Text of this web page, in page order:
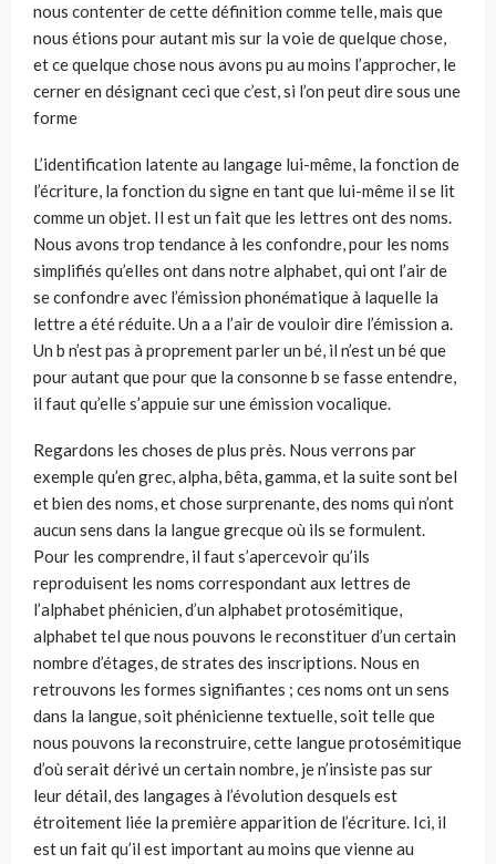
nous contenter de cette définition comme telle, mais que
nous étions pour autant mis sur la voie de quelque chose,
et ce quelque chose nous avons pu au moins l’approcher, le
cerner en désignant ceci que c’est, si l’on peut dire sous une
forme
L’identification latente au langage lui-même, la fonction de
l’écriture, la fonction du signe en tant que lui-même il se lit
comme un objet. Il est un fait que les lettres ont des noms.
Nous avons trop tendance à les confondre, pour les noms
simplifiés qu’elles ont dans notre alphabet, qui ont l’air de
se confondre avec l’émission phonématique à laquelle la
lettre a été réduite. Un a a l’air de vouloir dire l’émission a.
Un b n’est pas à proprement parler un bé, il n’est un bé que
pour autant que pour que la consonne b se fasse entendre,
il faut qu’elle s’appuie sur une émission vocalique.
Regardons les choses de plus près. Nous verrons par
exemple qu’en grec, alpha, bêta, gamma, et la suite sont bel
et bien des noms, et chose surprenante, des noms qui n’ont
aucun sens dans la langue grecque où ils se formulent.
Pour les comprendre, il faut s’apercevoir qu’ils
reproduisent les noms correspondant aux lettres de
l’alphabet phénicien, d’un alphabet protosémitique,
alphabet tel que nous pouvons le reconstituer d’un certain
nombre d’étages, de strates des inscriptions. Nous en
retrouvons les formes signifiantes ; ces noms ont un sens
dans la langue, soit phénicienne textuelle, soit telle que
nous pouvons la reconstruire, cette langue protosémitique
d’où serait dérivé un certain nombre, je n’insiste pas sur
leur détail, des langages à l’évolution desquels est
étroitement liée la première apparition de l’écriture. Ici, il
est un fait qu’il est important au moins que vienne au